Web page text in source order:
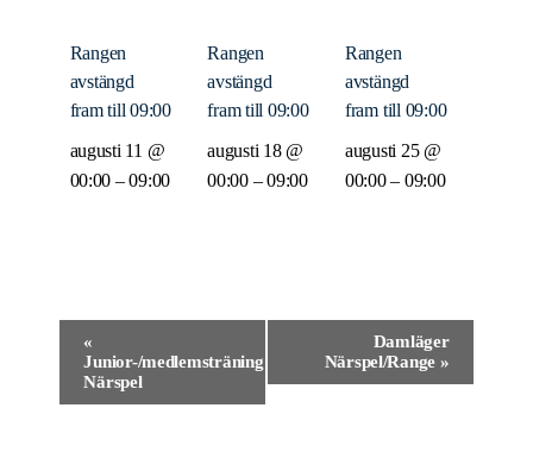
Rangen
avstängd
fram till 09:00
augusti 11 @
00:00 –09:00
Rangen
avstängd
fram till 09:00
augusti 18 @
00:00–09:00
Rangen
avstängd
fram till 09:00
augusti 25 @
00:00– 09:00
Evenemang-
navigering
«
Junior-/medlemsträning
Närspel
Damläger
Närspel/Range »